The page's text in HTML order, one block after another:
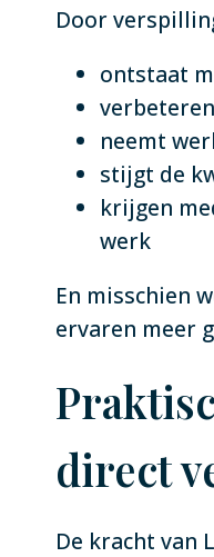
Door
ontstaat
neemt
stijgt de
krijgen
werk
En misschien
ervaren meer
direct
De kracht van